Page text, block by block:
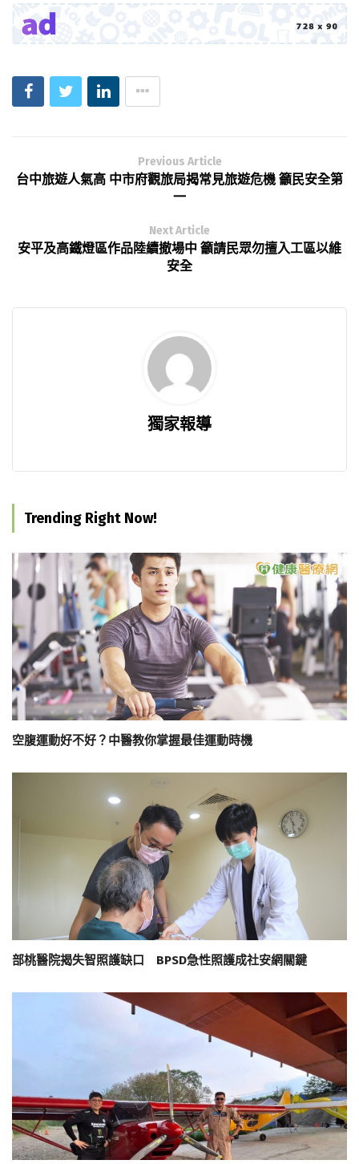
Previous Article
台中旅遊人氣高 中市府觀旅局揭常見旅遊危機 籲民安全第
一
Next Article
安平及高鐵燈區作品陸續撤場中 籲請民眾勿擅入工區以維
安全
獨家報導
Trending Right Now!
空腹運動好不好？中醫教你掌握最佳運動時機
部桃醫院揭失智照護缺口 BPSD急性照護成社安網關鍵